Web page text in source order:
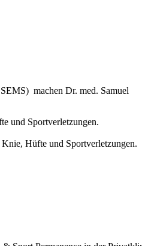
machen Dr. med. Samuel